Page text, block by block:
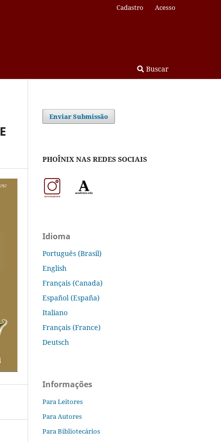
Buscar
Cadastro Acesso
Enviar Submissão
PHOÎNIX NAS REDES SOCIAIS
Idioma
Português (Brasil)
English
Français (Canada)
Español (España)
Italiano
Français (France)
Deutsch
Informações
Para Leitores
Para Autores
Para Bibliotecários